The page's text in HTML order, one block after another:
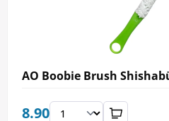
AO Boobie Brush
8.90